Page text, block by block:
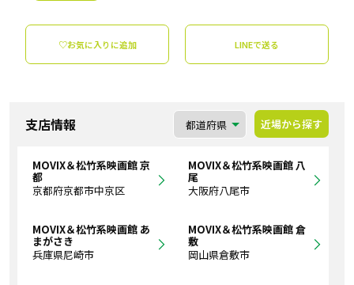
♡お気に入りに追加 LINEで送る
支店情報 近場から探す
MOVIX＆松竹系映画館 京
都
京都府京都市中京区
MOVIX＆松竹系映画館 八
尾
大阪府八尾市
MOVIX＆松竹系映画館 あ
まがさき
兵庫県尼崎市
MOVIX＆松竹系映画館 倉
敷
岡山県倉敷市